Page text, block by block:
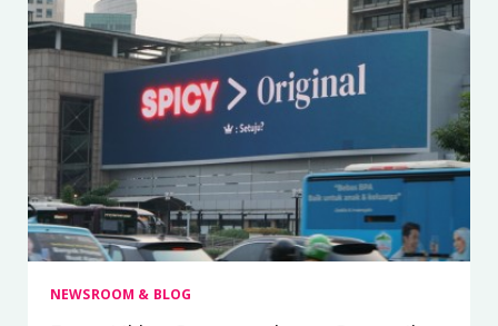
NEWSROOM & BLOG